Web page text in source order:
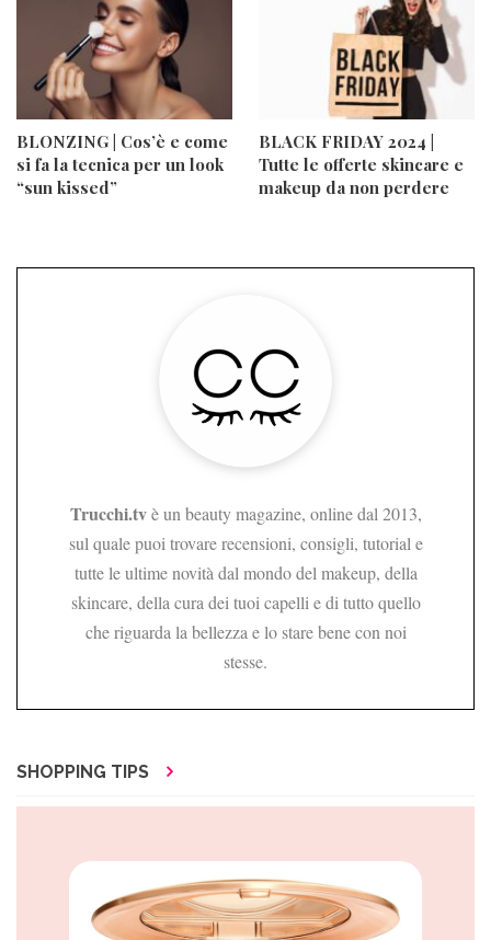
BLONZING | Cos’è e come
si fa la tecnica per un look
“sun kissed”
BLACK FRIDAY 2024 |
Tutte le offerte skincare e
makeup da non perdere
Trucchi.tvè un beauty magazine, online dal 2013,
sul quale puoi trovare recensioni, consigli, tutorial e
tutte le ultime novità dal mondo del makeup, della
skincare, della cura dei tuoi capelli e di tutto quello
che riguarda la bellezza e lo stare bene con noi
stesse.
SHOPPING TIPS